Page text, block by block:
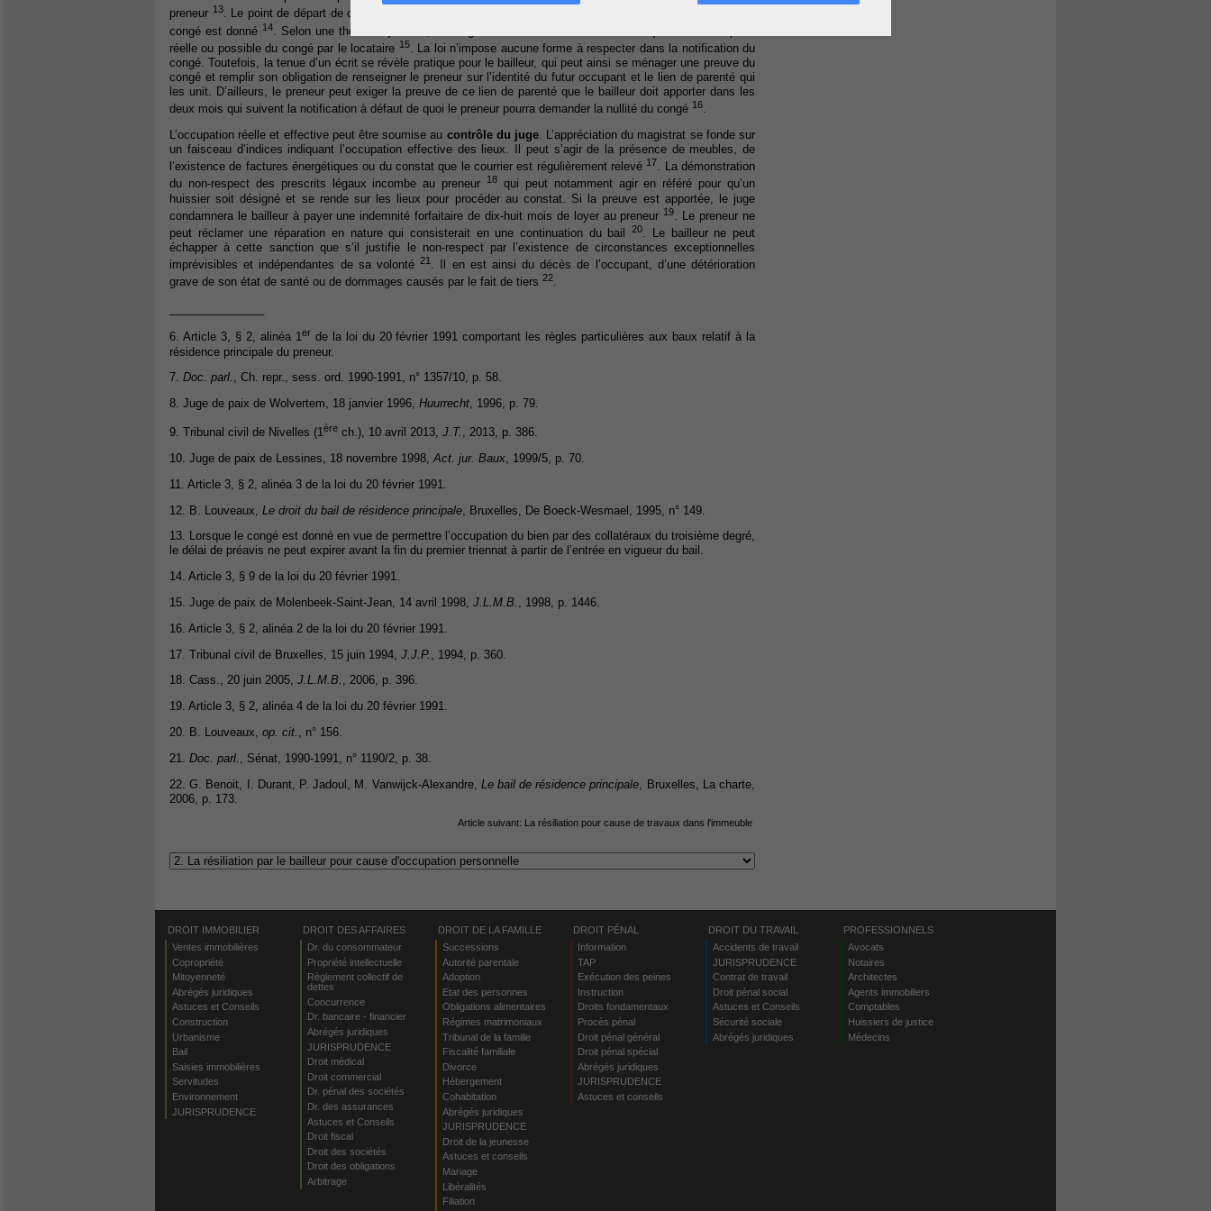
preneur 13. Le point de départ de ce congé réside dans le premier jour du mois qui suit le mois durant lequel le
congé est donné 14
. Selon une thèse majoritaire, le congé est considéré comme donné le jour de la réception
réelle ou possible du congé par le locataire 15. La loi n’impose aucune forme à respecter dans la notification du
congé. Toutefois, la tenue d’un écrit se révèle pratique pour le bailleur, qui peut ainsi se ménager une preuve du
congé et remplir son obligation de renseigner le preneur sur l’identité du futur occupant et le lien de parenté qui
les unit. D’ailleurs, le preneur peut exiger la preuve de ce lien de parenté que le bailleur doit apporter dans les
deux mois qui suivent la notification à défaut de quoi le preneur pourra demander la nullité du congé 16.
L’occupation réelle et effective peut être soumise au contrôle du juge. L’appréciation du magistrat se fonde sur
un faisceau d’indices indiquant l’occupation effective des lieux. Il peut s’agir de la présence de meubles, de
l’existence de factures énergétiques ou du constat que le courrier est régulièrement relevé 17. La démonstration
du non-respect des prescrits légaux incombe au preneur
18 qui peut notamment agir en référé pour qu’un
huissier soit désigné et se rende sur les lieux pour procéder au constat. Si la preuve est apportée, le juge
condamnera le bailleur à payer une indemnité forfaitaire de dix-huit mois de loyer au preneur 19
. Le preneur ne
peut réclamer une réparation en nature qui consisterait en une continuation du bail20. Le bailleur ne peut
échapper à cette sanction que s’il justifie le non-respect par l’existence de circonstances exceptionnelles
imprévisibles et indépendantes de sa volonté21 . Il en est ainsi du décès de l’occupant, d’une détérioration
grave de son état de santé ou de dommages causés par le fait de tiers 22.
6. Article 3, § 2, alinéa 1er de la loi du 20 février 1991 comportant les règles particulières aux baux relatif à la
résidence principale du preneur.
7. Doc. parl. , Ch. repr., sess. ord. 1990-1991, n° 1357/10, p. 58.
8. Juge de paix de Wolvertem, 18 janvier 1996, Huurrecht, 1996, p. 79.
9. Tribunal civil de Nivelles (1ère ch.), 10 avril 2013, J.T. , 2013, p. 386.
10. Juge de paix de Lessines, 18 novembre 1998,Act. jur. Baux, 1999/5, p. 70.
11. Article 3, § 2, alinéa 3 de la loi du 20 février 1991.
12. B. Louveaux, Le droit du bail de résidence principale , Bruxelles, De Boeck-Wesmael, 1995, n° 149.
13. Lorsque le congé est donné en vue de permettre l’occupation du bien par des collatéraux du troisième degré,
le délai de préavis ne peut expirer avant la fin du premier triennat à partir de l’entrée en vigueur du bail.
14. Article 3, § 9 de la loi du 20 février 1991.
15. Juge de paix de Molenbeek-Saint-Jean, 14 avril 1998, J.L.M.B. , 1998, p. 1446.
16. Article 3, § 2, alinéa 2 de la loi du 20 février 1991.
17. Tribunal civil de Bruxelles, 15 juin 1994, J.J.P.
, 1994, p. 360.
18. Cass., 20 juin 2005, J.L.M.B. , 2006, p. 396.
19. Article 3, § 2, alinéa 4 de la loi du 20 février 1991.
20. B. Louveaux, op. cit. , n° 156.
21. Doc. parl.
, Sénat, 1990-1991, n° 1190/2, p. 38.
22. G. Benoit, I. Durant, P. Jadoul, M. Vanwijck-Alexandre, Le bail de résidence principale , Bruxelles, La charte,
2006, p. 173.
Article suivant: La résiliation pour cause de travaux dans l'immeuble
DROIT IMMOBILIER
Ventes immobilières
Copropriété
Mitoyenneté
Abrégés juridiques
Astuces et Conseils
Construction
Urbanisme
Bail
Saisies immobilières
Servitudes
Environnement
JURISPRUDENCE
DROIT DES AFFAIRES
Dr. du consommateur
Propriété intellectuelle
Règlement collectif de
dettes
Concurrence
Dr. bancaire - financier
Abrégés juridiques
JURISPRUDENCE
Droit médical
Droit commercial
Dr. pénal des sociétés
Dr. des assurances
Astuces et Conseils
Droit fiscal
Droit des sociétés
Droit des obligations
Arbitrage
DROIT DE LA FAMILLE
Successions
Autorité parentale
Adoption
Etat des personnes
Obligations alimentaires
Régimes matrimoniaux
Tribunal de la famille
Fiscalité familiale
Divorce
Hébergement
Cohabitation
Abrégés juridiques
JURISPRUDENCE
Droit de la jeunesse
Astuces et conseils
Mariage
Libéralités
Filiation
DROIT PÉNAL
Information
TAP
Exécution des peines
Instruction
Droits fondamentaux
Procès pénal
Droit pénal général
Droit pénal spécial
Abrégés juridiques
JURISPRUDENCE
Astuces et conseils
DROIT DU TRAVAIL
Accidents de travail
JURISPRUDENCE
Contrat de travail
Droit pénal social
Astuces et Conseils
Sécurité sociale
Abrégés juridiques
PROFESSIONNELS
Avocats
Notaires
Architectes
Agents immobiliers
Comptables
Huissiers de justice
Médecins